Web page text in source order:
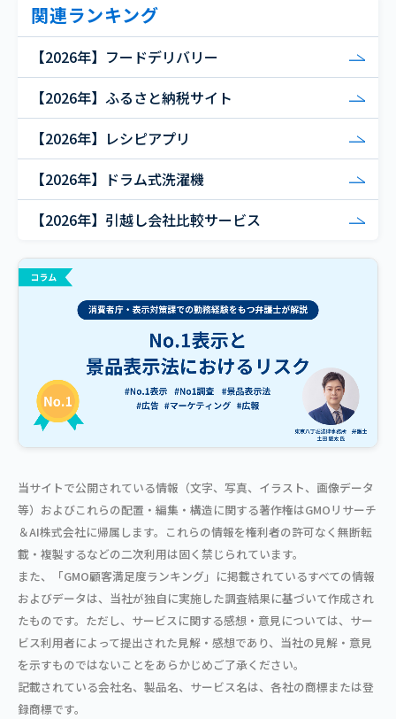
関連ランキング
【2026年】フードデリバリー
【2026年】ふるさと納税サイト
【2026年】レシピアプリ
【2026年】ドラム式洗濯機
【2026年】引越し会社比較サービス
当サイトで公開されている情報（文字、写真、イラスト、画像データ
等）およびこれらの配置・編集・構造に関する著作権はGMOリサーチ
＆AI株式会社に帰属します。これらの情報を権利者の許可なく無断転
載・複製するなどの二次利用は固く禁じられています。
また、「GMO顧客満足度ランキング」に掲載されているすべての情報
およびデータは、当社が独自に実施した調査結果に基づいて作成され
たものです。ただし、サービスに関する感想・意見については、サー
ビス利用者によって提出された見解・感想であり、当社の見解・意見
を示すものではないことをあらかじめご了承ください。
記載されている会社名、製品名、サービス名は、各社の商標または登
録商標です。